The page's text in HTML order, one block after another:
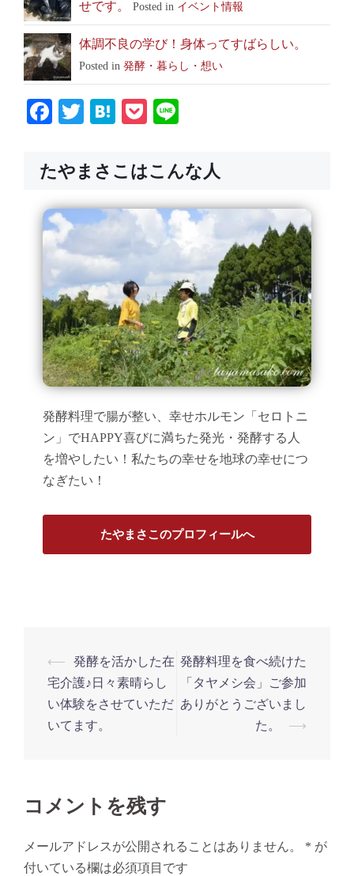
せです。 Posted in イベント情報
体調不良の学び！身体ってすばらしい。
Posted in 発酵・暮らし・想い
Facebook
Twitter
HatenaPocket
たやまさこはこんな人
発酵料理で腸が整い、幸せホルモン「セロトニ
ン」でHAPPY喜びに満ちた発光・発酵する人
を増やしたい！私たちの幸せを地球の幸せにつ
なぎたい！
たやまさこのプロフィールへ
投
稿
ナ
ビ
シ
ン
⟵
発酵を活かした在
宅介護♪日々素晴らし
い体験をさせていただ
いてます。
発酵料理を食べ続けた
「タヤメシ会」ご参加
ありがとうございまし
た。
⟶
コメントを残す
メールアドレスが公開されることはありません。 * が
付いている欄は必須項目です